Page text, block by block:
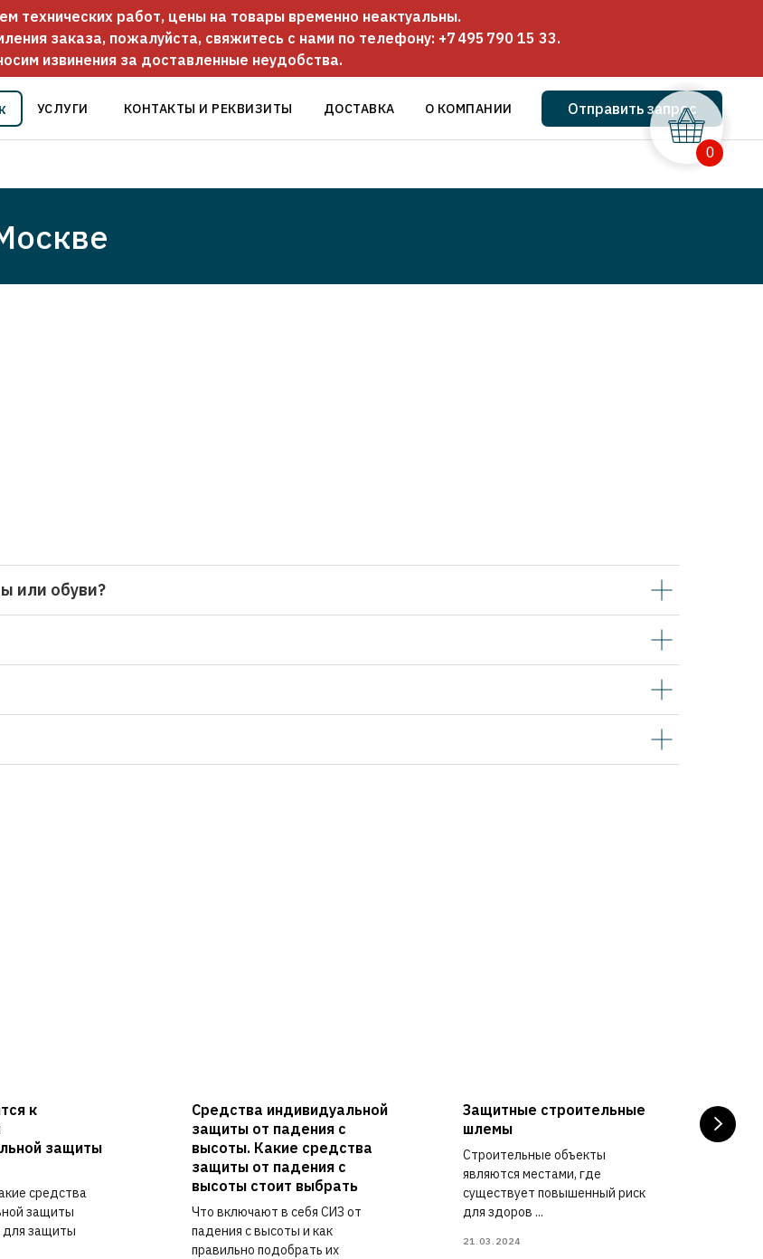
технических работ, цены на товары временно неактуальны.
заказа, пожалуйста, свяжитесь с нами по телефону: +7 495 790 15 33.
извинения за доставленные неудобства.
Отправить запрос
УСЛУГИ КОНТАКТЫ И РЕКВИЗИТЫ ДОСТАВКА О КОМПАНИИ
или обуви?
к
защиты
средства
защиты
для защиты
Средства индивидуальной
защиты от падения с
высоты. Какие средства
защиты от падения с
высоты стоит выбрать
Что включают в себя СИЗ от
падения с высоты и как
правильно подобрать их
Защитные строительные
шлемы
Строительные объекты
являются местами, где
существует повышенный риск
для здоров ...
21.03.2024
0